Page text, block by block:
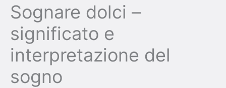
Sognare dolci –
significato e
interpretazione del
sogno